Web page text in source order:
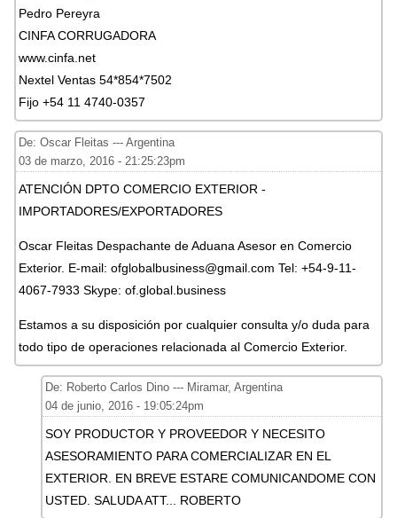
Pedro Pereyra
CINFA CORRUGADORA
www.cinfa.net
Nextel Ventas 54*854*7502
Fijo +54 11 4740-0357
De: Oscar Fleitas --- Argentina
03 de marzo, 2016 - 21:25:23pm
ATENCIÓN DPTO COMERCIO EXTERIOR -
IMPORTADORES/EXPORTADORES
Oscar Fleitas Despachante de Aduana Asesor en Comercio
Exterior. E-mail: ofglobalbusiness@gmail.com Tel: +54-9-11-
4067-7933 Skype: of.global.business
Estamos a su disposición por cualquier consulta y/o duda para
todo tipo de operaciones relacionada al Comercio Exterior.
De: Roberto Carlos Dino --- Miramar, Argentina
04 de junio, 2016 - 19:05:24pm
SOY PRODUCTOR Y PROVEEDOR Y NECESITO
ASESORAMIENTO PARA COMERCIALIZAR EN EL
EXTERIOR. EN BREVE ESTARE COMUNICANDOME CON
USTED. SALUDA ATT... ROBERTO